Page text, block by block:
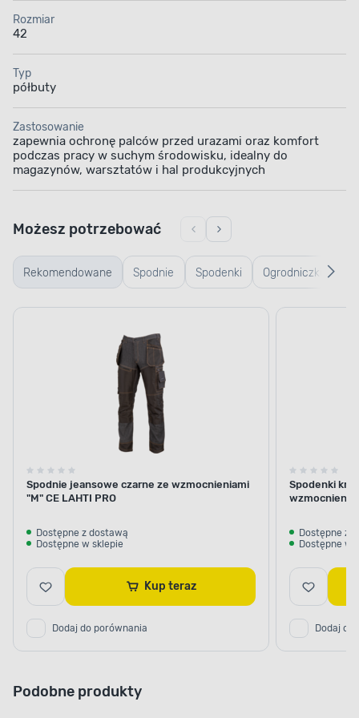
Rozmiar
42
Typ
półbuty
Zastosowanie
zapewnia ochronę palców przed urazami oraz komfort
podczas pracy w suchym środowisku, idealny do
magazynów, warsztatów i hal produkcyjnych
Rekomendowane Spodnie
robocze
Spodenki
robocze
Ogrodniczki
Możesz potrzebować
Spodnie jeansowe czarne ze wzmocnieniami
"M" CE LAHTI PRO
Dostępne z dostawą
Dostępne w sklepie
Kup teraz
Dodaj do porównania
Spodenki
Dostępne z
Dostępne w
Dodaj do
Podobne produkty